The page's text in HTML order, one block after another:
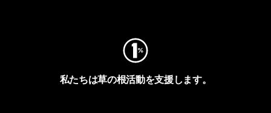
私たちは草の根活動を支援します。